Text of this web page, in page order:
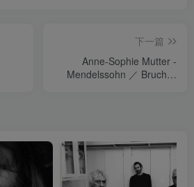
下一篇
Anne-Sophie Mutter -
Mendelssohn ／ Bruch：